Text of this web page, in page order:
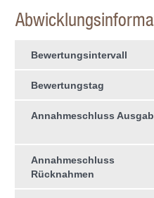
Bewertungsintervall
Bewertungstag
Annahmeschluss
Annahmeschluss
Rücknahmen